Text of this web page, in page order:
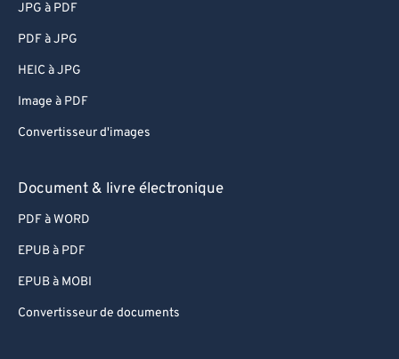
JPG à PDF
PDF à JPG
HEIC à JPG
Image à PDF
Convertisseur d'images
Document & livre électronique
PDF à WORD
EPUB à PDF
EPUB à MOBI
Convertisseur de documents